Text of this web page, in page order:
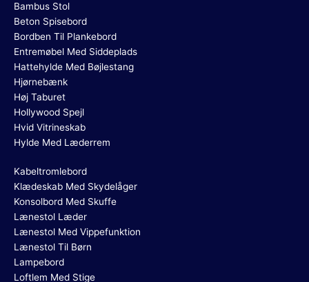
Bambus Stol
Beton Spisebord
Bordben Til Plankebord
Entremøbel Med Siddeplads
Hattehylde Med Bøjlestang
Hjørnebænk
Høj Taburet
Hollywood Spejl
Hvid Vitrineskab
Hylde Med Læderrem
Kabeltromlebord
Klædeskab Med Skydelåger
Konsolbord Med Skuffe
Lænestol Læder
Lænestol Med Vippefunktion
Lænestol Til Børn
Lampebord
Loftlem Med Stige